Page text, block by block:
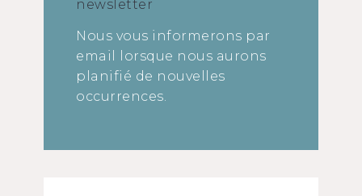
newsletter
Nous vous informerons par
email lorsque nous aurons
planifié de nouvelles
occurrences.